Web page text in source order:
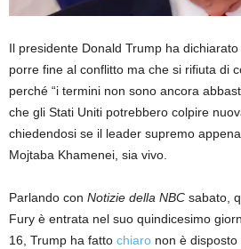
Il presidente Donald Trump ha
porre fine al conflitto ma che si rifiuta di
perché “i termini non sono ancora
che gli Stati Uniti potrebbero colpire
chiedendosi se il leader supremo
Mojtaba Khamenei, sia vivo.
Parlando con Notizie della NBC sabato,
Fury è entrata nel suo quindicesimo
16, Trump ha fatto chiaro non è